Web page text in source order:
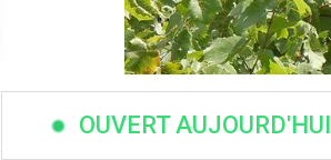
OUVERT AUJOURD'HUI